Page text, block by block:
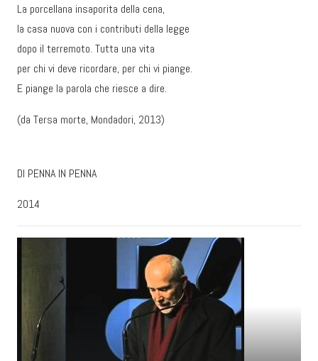
La porcellana insaporita della cena,
la casa nuova con i contributi della legge
dopo il terremoto. Tutta una vita
per chi vi deve ricordare, per chi vi piange.
E piange la parola che riesce a dire.
(da Tersa morte, Mondadori, 2013)
DI PENNA IN PENNA
2014